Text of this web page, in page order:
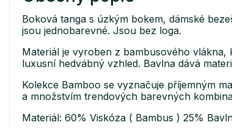
Boková tanga s úzkým bokem, dámské
jsou jednobarevné. Jsou bez loga.
Materiál je vyroben z bambusového vlákna,
luxusní hedvábný vzhled. Bavlna dává
Kolekce Bamboo se vyznačuje příjemným
a množstvím trendových barevných
Materiál: 60% Viskóza ( Bambus ) 25%